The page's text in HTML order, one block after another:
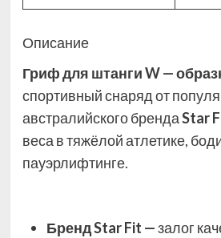
Описание
Гриф для штанги W —
спортивный снарядот
австралийского брендаStar
веса в тяжёлой атлетике,
пауэрлифтинге.
Бренд Star Fit —залог